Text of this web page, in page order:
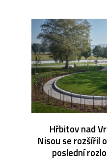
Hřbitov nad
Nisou se rozšířil
poslední